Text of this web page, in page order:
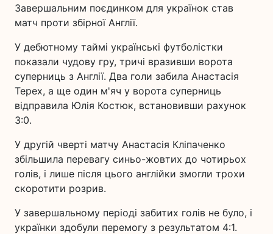
Завершальним поєдинком для українок став
матч проти збірної Англії.
У дебютному таймі українські футболістки
показали чудову гру, тричі вразивши ворота
суперниць з Англії. Два голи забила Анастасія
Терех, а ще один м'яч у ворота суперниць
відправила Юлія Костюк, встановивши рахунок
3:0.
У другій чверті матчу Анастасія Кліпаченко
збільшила перевагу синьо-жовтих до чотирьох
голів, і лише після цього англійки змогли трохи
скоротити розрив.
У завершальному періоді забитих голів не було, і
українки здобули перемогу з результатом 4:1.